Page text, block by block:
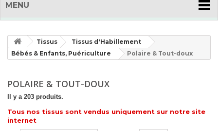
MENU
Tissus
Tissus d'Habillement
Bébés & Enfants, Puériculture
Polaire & Tout-doux
POLAIRE & TOUT-DOUX
Il y a 203 produits.
Tous nos tissus sont vendus uniquement sur notre site
internet